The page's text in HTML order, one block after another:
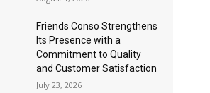
Friends Conso Strengthens
Its Presence with a
Commitment to Quality
and Customer Satisfaction
July 23, 2026